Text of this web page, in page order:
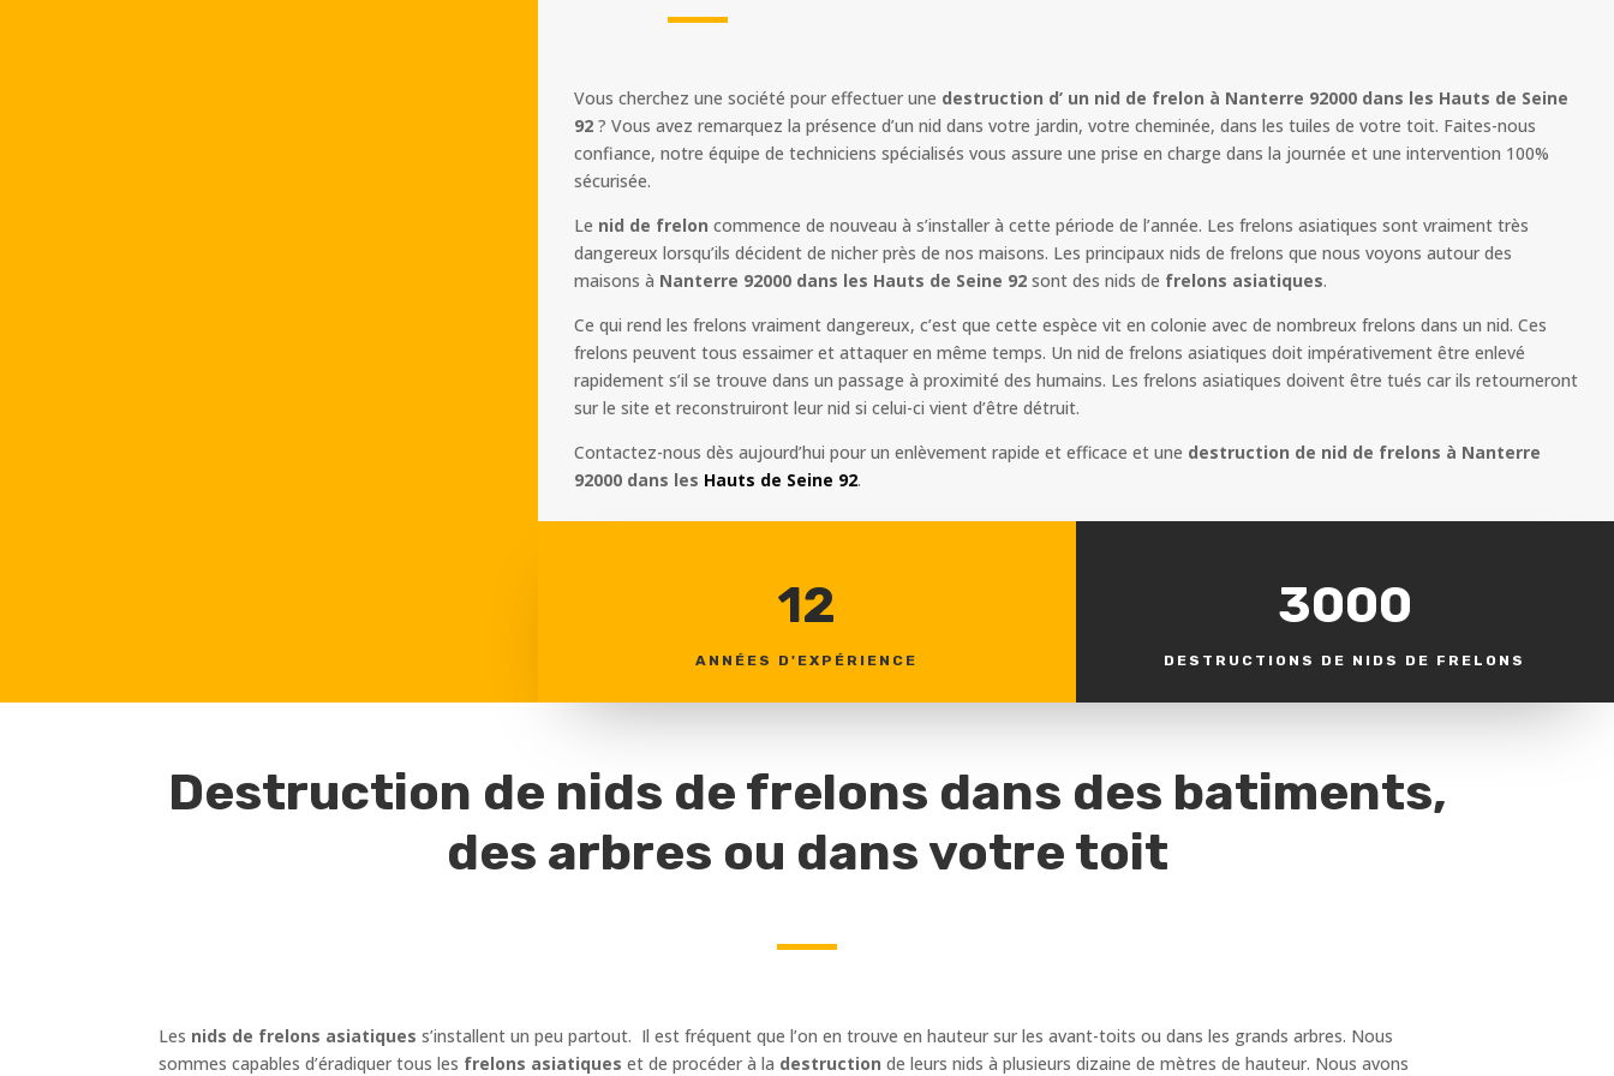
Vous cherchez une société pour effectuer une destruction d’ un nid de frelon à Nanterre 92000 dans les Hauts de Seine
92? Vous avez remarquez la présence d’un nid dans votre jardin, votre cheminée, dans les tuiles de votre toit. Faites-nous
confiance, notre équipe de techniciens spécialisés vous assure une prise en charge dans la journée et une intervention 100%
sécurisée.
Le nid de frelon commence de nouveau à s’installer à cette période de l’année. Les frelons asiatiques sont vraiment très
dangereux lorsqu’ils décident de nicher près de nos maisons. Les principaux nids de frelons que nous voyons autour des
maisons à Nanterre 92000 dans les Hauts de Seine 92sont des nids de frelons asiatiques.
Ce qui rend les frelons vraiment dangereux, c’est que cette espèce vit en colonie avec de nombreux frelons dans un nid. Ces
frelons peuvent tous essaimer et attaquer en même temps. Un nid de frelons asiatiques doit impérativement être enlevé
rapidement s’il se trouve dans un passage à proximité des humains. Les frelons asiatiques doivent être tués car ils retourneront
sur le site et reconstruiront leur nid si celui-ci vient d’être détruit.
Contactez-nous dès aujourd’hui pour un enlèvement rapide et efficace et une destruction de nid de frelons à Nanterre
92000 dans les Hauts de Seine 92.
12
ANNÉES D'EXPÉRIENCE
3000
DESTRUCTIONS DE NIDS DE FRELONS
Destruction de nids de frelons dans des batiments,
des arbres ou dans votre toit
Les nids de frelons asiatiques s’installent un peu partout. Il est fréquent que l’on en trouve en hauteur sur les avant-toits ou dans les grands arbres. Nous
sommes capables d’éradiquer tous les frelons asiatiques et de procéder à la destruction de leurs nids à plusieurs dizaine de mètres de hauteur. Nous avons